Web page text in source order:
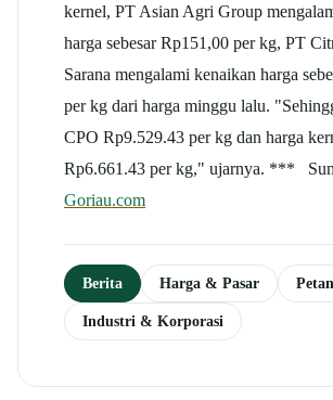
kernel, PT Asian Agri Group
harga sebesar Rp151,00 per kg, PT
Sarana mengalami kenaikan harga
per kg dari harga minggu lalu.
CPO Rp9.529.43 per kg dan harga
Rp6.661.43 per kg," ujarnya. ***
Goriau.com
Berita Harga & Pasar
Industri & Korporasi